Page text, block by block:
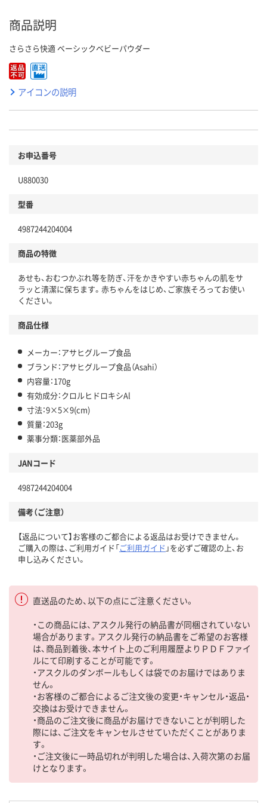
商品説明
さらさら快適 ベーシックベビーパウダー
アイコンの説明
お申込番号
U880030
型番
4987244204004
商品の特徴
あせも、おむつかぶれ等を防ぎ、汗をかきやすい赤ちゃんの肌をサ
ラッと清潔に保ちます。赤ちゃんをはじめ、ご家族そろってお使い
ください。
商品仕様
メーカー：アサヒグループ食品
ブランド：アサヒグループ食品（Asahi）
内容量：170g
有効成分：クロルヒドロキシAl
寸法：9×5×9(cm)
質量：203g
薬事分類：医薬部外品
JANコード
4987244204004
備考（ご注意）
【返品について】お客様のご都合による返品はお受けできません。
ご購入の際は、ご利用ガイド「ご利用ガイド 」を必ずご確認の上、お
申し込みください。
直送品のため、以下の点にご注意ください。
・この商品には、アスクル発行の納品書が同梱されていない
場合があります。アスクル発行の納品書をご希望のお客様
は、商品到着後、本サイト上のご利用履歴よりＰＤＦファイ
ルにて印刷することが可能です。
・アスクルのダンボールもしくは袋でのお届けではありま
せん。
・お客様のご都合によるご注文後の変更・キャンセル・返品・
交換はお受けできません。
・商品のご注文後に商品がお届けできないことが判明した
際には、ご注文をキャンセルさせていただくことがありま
す。
・ご注文後に一時品切れが判明した場合は、入荷次第のお届
けとなります。